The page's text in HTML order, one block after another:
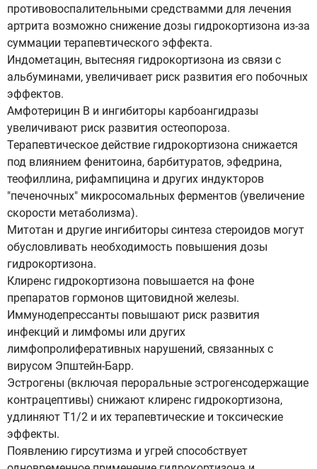
противовоспалительными средствамми для лечения
артрита возможно снижение дозы гидрокортизона из-за
суммации терапевтического эффекта.
Индометацин, вытесняя гидрокортизона из связи с
альбуминами, увеличивает риск развития его побочных
эффектов.
Амфотерицин В и ингибиторы карбоангидразы
увеличивают риск развития остеопороза.
Терапевтическое действие гидрокортизона снижается
под влиянием фенитоина, барбитуратов, эфедрина,
теофиллина, рифампицина и других индукторов
"печеночных" микросомальных ферментов (увеличение
скорости метаболизма).
Митотан и другие ингибиторы синтеза стероидов могут
обусловливать необходимость повышения дозы
гидрокортизона.
Клиренс гидрокортизона повышается на фоне
препаратов гормонов щитовидной железы.
Иммунодепрессанты повышают риск развития
инфекций и лимфомы или других
лимфопролиферативных нарушений, связанных с
вирусом Эпштейн-Барр.
Эстрогены (включая пероральные эстрогенсодержащие
контрацептивы) снижают клиренс гидрокортизона,
удлиняют Т1/2 и их терапевтические и токсические
эффекты.
Появлению гирсутизма и угрей способствует